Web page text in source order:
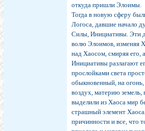
откуда пришли Элоимы.
Тогда в новую сферу
Логоса, давшие начало
Силы, Инициативы. Эти
волю Элоимов, изменяя
над Хаосом, смиряя его,
Инициативы разлагают
прослойками света
обыкновенный, на
воздух, материю
выделили из Хаоса мир
страшный элемент
причинности и все, что